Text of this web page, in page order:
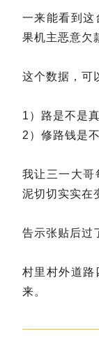
一来能看到这
果机主恶意欠
这个数据，
1）路是不是
2）修路钱是
我让三一大哥
泥切切实实在
告示张贴后过
村里村外道路
来。